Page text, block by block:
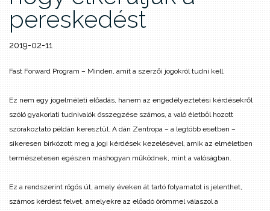
pereskedést
2019-02-11
Fast Forward Program – Minden, amit a szerzői jogokról tudni kell.
Ez nem egy jogelméleti előadás, hanem az engedélyeztetési kérdésekről
szóló gyakorlati tudnivalók összegzése számos, a való életből hozott
szórakoztató példán keresztül. A dán Zentropa – a legtöbb esetben –
sikeresen birkózott meg a jogi kérdések kezelésével, amik az elméletben
természetesen egészen máshogyan működnek, mint a valóságban.
Ez a rendszerint rögös út, amely éveken át tartó folyamatot is jelenthet,
számos kérdést felvet, amelyekre az előadó örömmel válaszol a